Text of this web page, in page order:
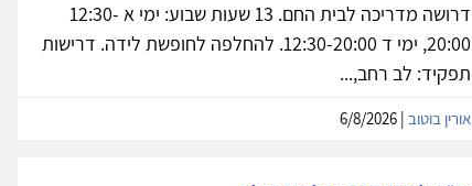
דרושה מדריכה לבית החם. 13 שעות שבוע: ימי א 12:30-
20:00, ימי ד 12:30-20:00. להחלפה לחופשת לידה. דרישות
תפקיד: לב רחב,...
אורין בוטוב | 6/8/2026